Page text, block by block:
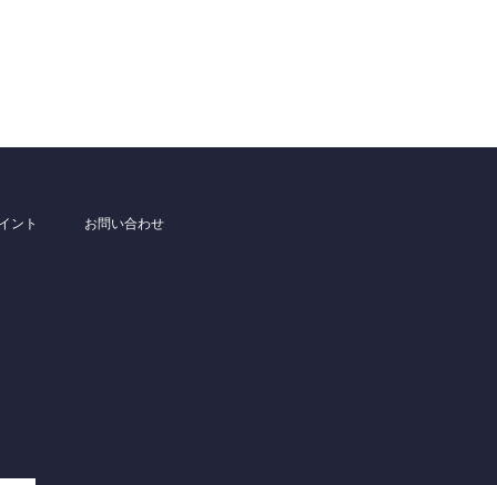
ント お問い合わせ